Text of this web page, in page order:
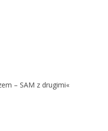
– SAM z drugimi«